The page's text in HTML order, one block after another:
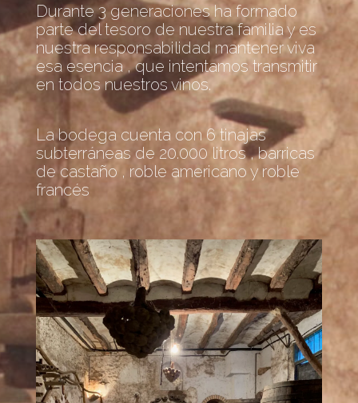
Durante 3 generaciones ha formado
parte del tesoro de nuestra familia y es
nuestra responsabilidad mantener viva
esa esencia , que intentamos transmitir
en todos nuestros vinos.
La bodega cuenta con 6 tinajas
subterráneas de 20.000 litros , barricas
de castaño , roble americano y roble
francés